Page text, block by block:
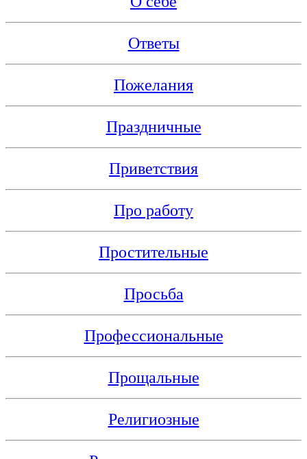
Ответы
Пожелания
Праздничные
Приветствия
Про работу
Простительные
Просьба
Профессиональные
Прощальные
Религиозные